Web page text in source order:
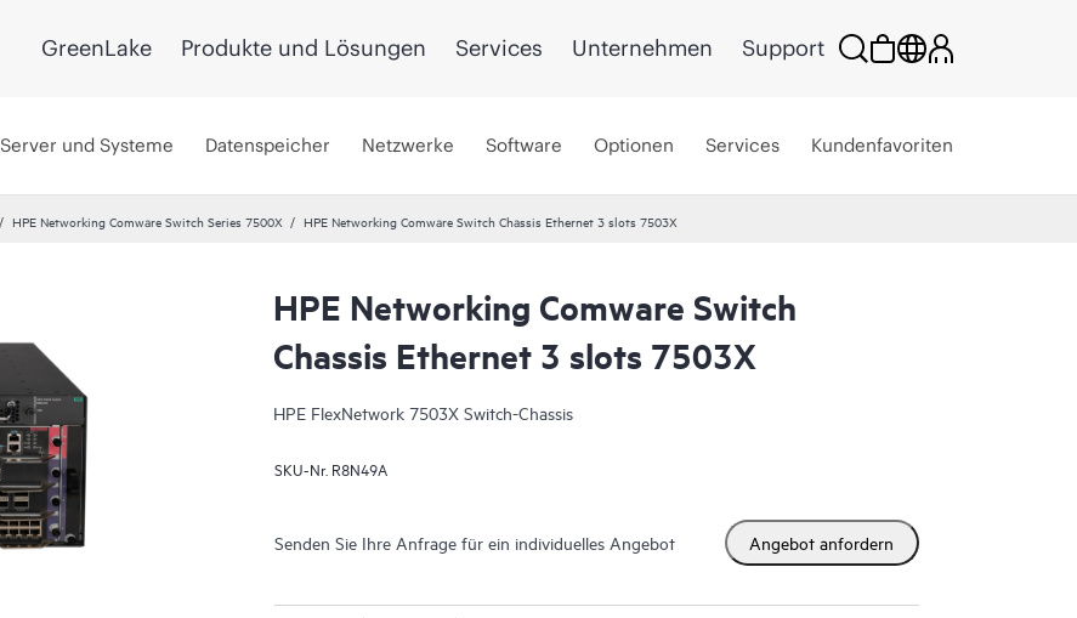
GreenLake Produkte und Lösungen Services Unternehmen Support
Server und Systeme Datenspeicher Netzwerke Software Optionen Services Kundenfavoriten
HPE Networking Comware Switch Series 7500X HPE Networking Comware Switch Chassis Ethernet 3 slots 7503X
HPE Networking Comware Switch
Chassis Ethernet 3 slots 7503X
HPE FlexNetwork 7503X Switch-Chassis
SKU-Nr. R8N49A
Senden Sie Ihre Anfrage für ein individuelles Angebot Angebot anfordern